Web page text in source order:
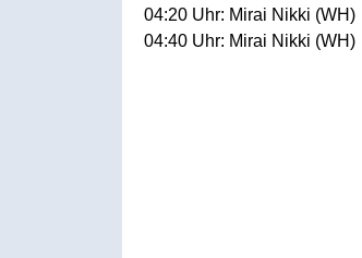
04:20 Uhr: Mirai Nikki (WH)
04:40 Uhr: Mirai Nikki (WH)